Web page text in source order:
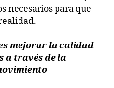
necesarios para que
mejorar la calidad
a través de la